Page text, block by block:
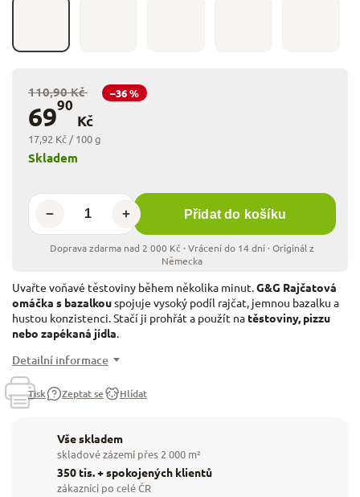
110,90 Kč –36 %
6990
Kč
17,92 Kč / 100 g
+
− Přidat do košíku
Skladem
Uvařte voňavé těstoviny během několika minut.G&G Rajčatová
omáčka s bazalkouspojuje vysoký podíl rajčat, jemnou bazalku a
hustou konzistenci. Stačí ji prohřát a použít na těstoviny, pizzu
nebo zapékaná jídla.
Detailní informace
Tisk Zeptat se Hlídat
Vše skladem
skladové zázemí přes 2 000 m²
350 tis. + spokojených klientů
zákazníci po celé ČR